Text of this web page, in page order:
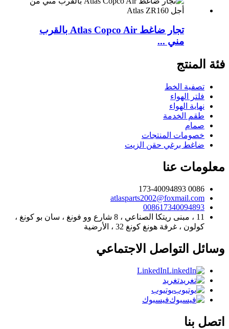
تجار ضاغط Atlas Copco Air بالقرب
مني ...
فئة المنتج
تصفية الخط
فلتر الهواء
نهاية الهواء
طقم الخدمة
صمام
خصومات المنتجات
ضاغط برغي حقن الزيت
معلومات عنا
0086 173-40094893
atlasparts2002@foxmail.com
008617340094893
11 ، مبنى ريتكا الصناعي ، 8 شارع وو فونغ ، سان بو كونغ ،
كولون ، غرفة هونغ كونغ 32 ، الأرضية
وسائل التواصل الاجتماعي
LinkedIn
تغريد
يوتيوب
فيسبوك
اتصل بنا